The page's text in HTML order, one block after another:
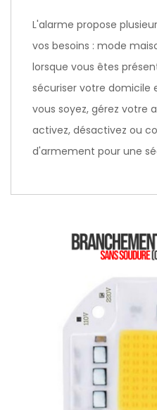
L'alarme propose
vos besoins : mode
lorsque vous êtes
sécuriser votre domicile
vous soyez, gérez votre
activez, désactivez ou
d'armement pour une